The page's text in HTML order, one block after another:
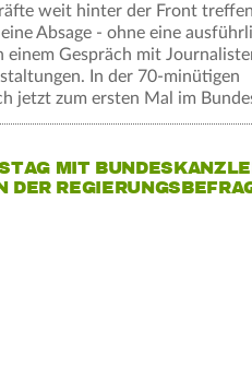
weit hinter der Front
Absage - ohne eine
Gespräch mit
In der 70-minütigen
jetzt zum ersten Mal im
MIT
DER